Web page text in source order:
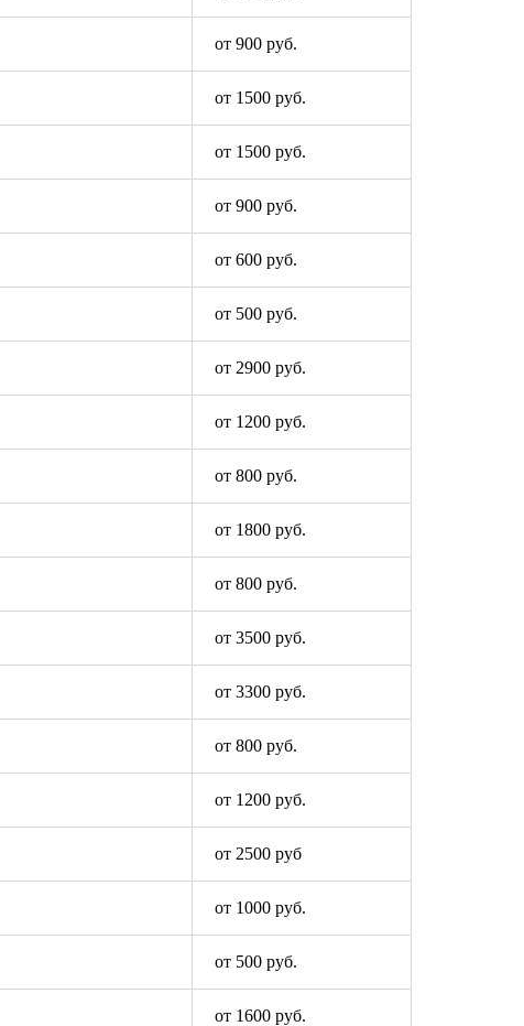
от 900 руб.
от 1500 руб.
от 1500 руб.
от 900 руб.
от 600 руб.
от 500 руб.
от 2900 руб.
от 1200 руб.
от 800 руб.
от 1800 руб.
от 800 руб.
от 3500 руб.
от 3300 руб.
от 800 руб.
от 1200 руб.
от 2500 руб
от 1000 руб.
от 500 руб.
от 1600 руб.